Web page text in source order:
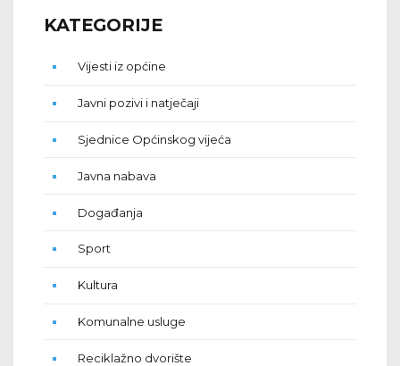
KATEGORIJE
Vijesti iz općine
Javni pozivi i natječaji
Sjednice Općinskog vijeća
Javna nabava
Događanja
Sport
Kultura
Komunalne usluge
Reciklažno dvorište